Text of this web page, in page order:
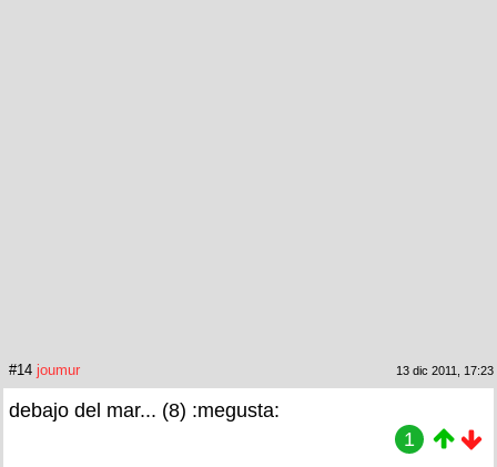
#14 joumur 13 dic 2011, 17:23
debajo del mar... (8) :megusta:
1